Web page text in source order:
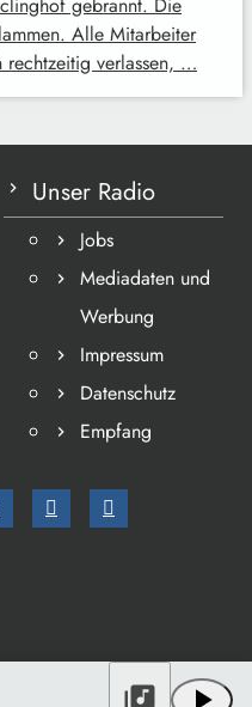
Alle Mitarbeiter
rechtzeitig verlassen, …
Unser Radio
Jobs
Mediadaten und
Werbung
Impressum
Datenschutz
Empfang
play_arrow
library_music